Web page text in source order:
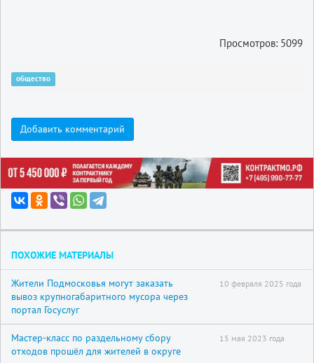
Просмотров: 5099
общество
Добавить комментарий
ПОХОЖИЕ МАТЕРИАЛЫ
Жители Подмосковья могут заказать
вывоз крупногабаритного мусора через
портал Госуслуг
10 февраля 2025 года
Мастер-класс по раздельному сбору
отходов прошёл для жителей в округе
15 мая 2023 года